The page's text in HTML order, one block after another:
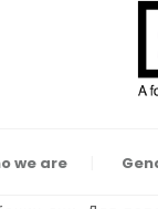
we are